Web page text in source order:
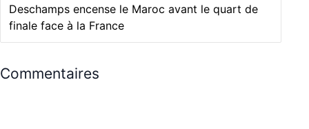
Deschamps encense le Maroc avant le quart de
finale face à la France
Commentaires